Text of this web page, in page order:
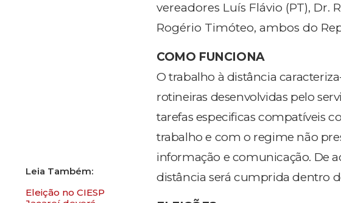
Eleição no CIESP
vereadores Luís Flávio (PT), Dr.
Rogério Timóteo, ambos do
COMO FUNCIONA
O trabalho à distância
rotineiras desenvolvidas pelo
tarefas especificas compatíveis
trabalho e com o regime não
informação e comunicação. De
distância será cumprida dentro